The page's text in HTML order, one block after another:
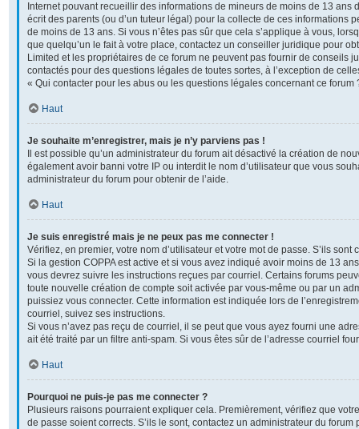
Internet pouvant recueillir des informations de mineurs de moins de 13 ans
écrit des parents (ou d’un tuteur légal) pour la collecte de ces informations
de moins de 13 ans. Si vous n’êtes pas sûr que cela s’applique à vous,
que quelqu’un le fait à votre place, contactez un conseiller juridique pour
Limited et les propriétaires de ce forum ne peuvent pas fournir de conseils
contactés pour des questions légales de toutes sortes, à l’exception de
« Qui contacter pour les abus ou les questions légales concernant ce forum
Haut
Je souhaite m’enregistrer, mais je n’y parviens pas !
Il est possible qu’un administrateur du forum ait désactivé la création de
également avoir banni votre IP ou interdit le nom d’utilisateur que vous
administrateur du forum pour obtenir de l’aide.
Haut
Je suis enregistré mais je ne peux pas me connecter !
Vérifiez, en premier, votre nom d’utilisateur et votre mot de passe. S’ils sont
Si la gestion COPPA est active et si vous avez indiqué avoir moins de 13
vous devrez suivre les instructions reçues par courriel. Certains forums
toute nouvelle création de compte soit activée par vous-même ou par un
puissiez vous connecter. Cette information est indiquée lors de
courriel, suivez ses instructions.
Si vous n’avez pas reçu de courriel, il se peut que vous ayez fourni une
ait été traité par un filtre anti-spam. Si vous êtes sûr de l’adresse courriel
Haut
Pourquoi ne puis-je pas me connecter ?
Plusieurs raisons pourraient expliquer cela. Premièrement, vérifiez que
de passe soient corrects. S’ils le sont, contactez un administrateur du forum